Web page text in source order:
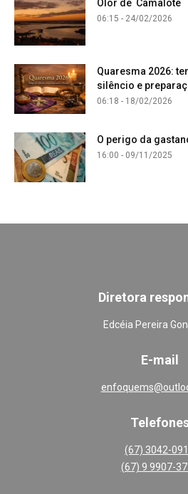
Olor de Camalote
06:15 - 24/02/2026
Quaresma 2026:
silêncio e
06:18 - 18/02/2026
O perigo da
16:00 - 09/11/2025
Diretora
Edcéia Pereira
E-mail
(67) 3042-
(67) 9 9907-